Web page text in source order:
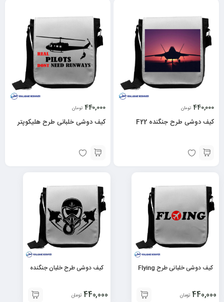
440,000 تومان
کیف دوشی طرح جنگنده F22
440,000 تومان
کیف دوشی خلبانی طرح هلیکوپتر
کیف دوشی خلبانی طرح Flying
440,000 تومان
کیف دوشی طرح خلبان جنگنده
440,000 تومان